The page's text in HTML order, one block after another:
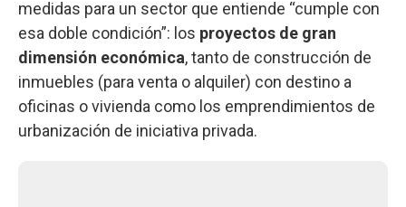
medidas para un sector que entiende “cumple con
esa doble condición”: los proyectos de gran
dimensión económica, tanto de construcción de
inmuebles (para venta o alquiler) con destino a
oficinas o vivienda como los emprendimientos de
urbanización de iniciativa privada.